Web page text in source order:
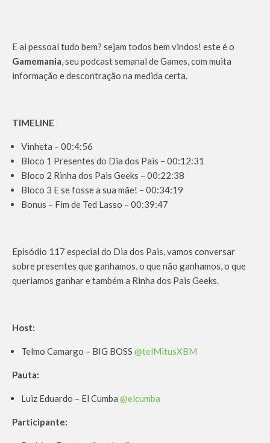
E ai pessoal tudo bem? sejam todos bem vindos! este é o
Gamemania, seu podcast semanal de Games, com muita
informação e descontração na medida certa.
TIMELINE
Vinheta – 00:4:56
Bloco 1 Presentes do Dia dos Pais – 00:12:31
Bloco 2 Rinha dos Pais Geeks – 00:22:38
Bloco 3 E se fosse a sua mãe! – 00:34:19
Bonus – Fim de Ted Lasso – 00:39:47
Episódio 117 especial do Dia dos Pais, vamos conversar
sobre presentes que ganhamos, o que não ganhamos, o que
queriamos ganhar e também a Rinha dos Pais Geeks.
Host:
Telmo Camargo – BIG BOSS @telMitusXBM
Pauta:
Luiz Eduardo – El Cumba @elcumba
Participante: